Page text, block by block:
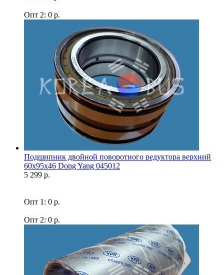
Опт 2: 0 р.
Подшипник двойной поворотного редуктора верхний
60x95x46 Dong Yang 045012
5 299 р.
Опт 1: 0 р.
Опт 2: 0 р.